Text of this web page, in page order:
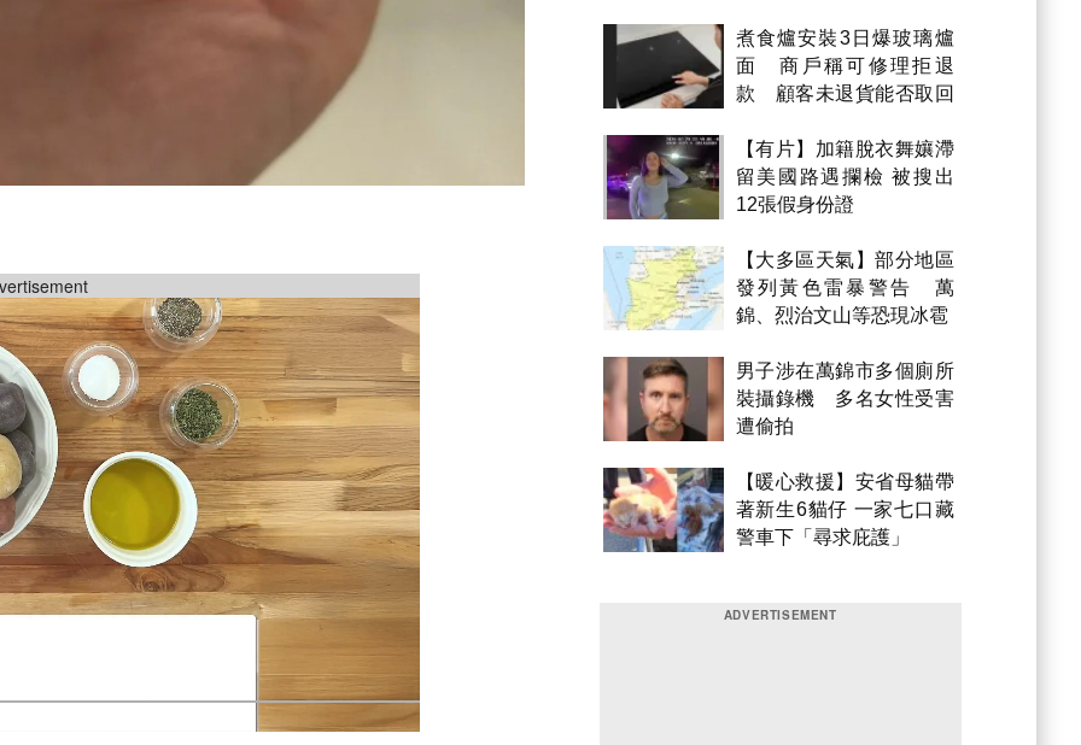
煮食爐安裝3日爆玻璃爐
面 商戶稱可修理拒退
款 顧客未退貨能否取回
【有片】加籍脫衣舞孃滯
留美國路遇攔檢 被搜出
12張假身份證
【大多區天氣】部分地區
發列黃色雷暴警告 萬
錦、烈治文山等恐現冰雹
男子涉在萬錦市多個廁所
裝攝錄機 多名女性受害
遭偷拍
【暖心救援】安省母貓帶
著新生6貓仔 一家七口藏
警車下「尋求庇護」